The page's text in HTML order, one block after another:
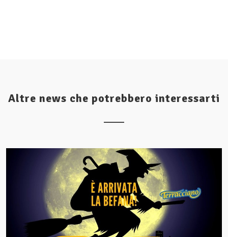
Altre news che potrebbero interessarti